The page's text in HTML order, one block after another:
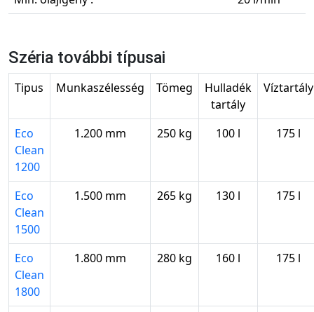
Széria további típusai
Tipus Munkaszélesség Tömeg
Hulladék
tartály
Víztartály
Eco
Clean
1200
1.200 mm 250 kg 100 l 175 l
Eco
Clean
1500
1.500 mm 265 kg 130 l 175 l
Eco
Clean
1800
1.800 mm 280 kg 160 l 175 l